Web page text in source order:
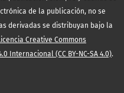
de la publicación, no se
derivadas se distribuyan bajo la
Creative Commons
Internacional (CC BY-NC-SA 4.0).